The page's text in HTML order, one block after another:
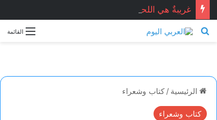
غريبةٌ هي اللحظات.. خاطرة بقلم: مريم باتردوك
القائمة بحث عن
الرئيسية / كتاب وشعراء
كتاب وشعراء